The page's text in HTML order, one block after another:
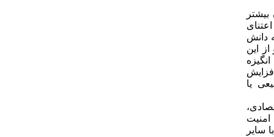
دانش
این
یا
امنیت
سایر